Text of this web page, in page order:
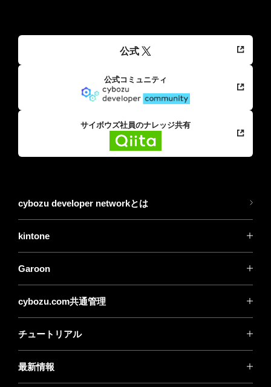
公式
公式コミュニティ
サイボウズ社員のナレッジ共有
cybozu developer networkとは
kintone
Garoon
cybozu.com共通管理
チュートリアル
最新情報